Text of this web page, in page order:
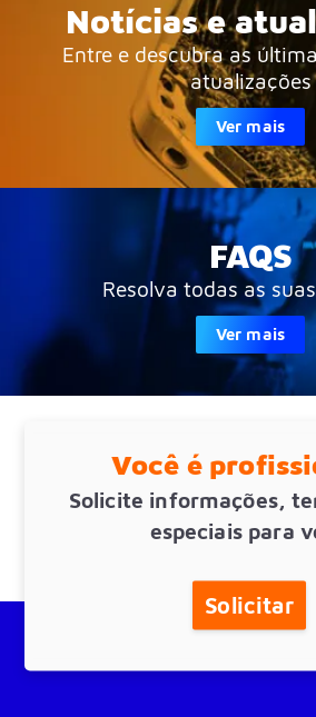
Notícias e
Entre e descubra as
atualizações
Ver mais
FAQS
Resolva todas as
Ver mais
Você é
Solicite informações,
especiais para
Solicitar